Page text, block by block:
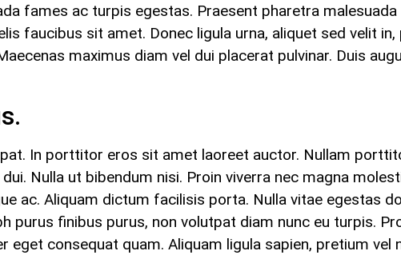
fames ac turpis egestas. Praesent pharetra
faucibus sit amet. Donec ligula urna, aliquet sed velit
maximus diam vel dui placerat pulvinar. Duis
In porttitor eros sit amet laoreet auctor. Nullam
Nulla ut bibendum nisi. Proin viverra nec magna
ac. Aliquam dictum facilisis porta. Nulla vitae egestas
purus finibus purus, non volutpat diam nunc eu turpis.
eget consequat quam. Aliquam ligula sapien, pretium vel